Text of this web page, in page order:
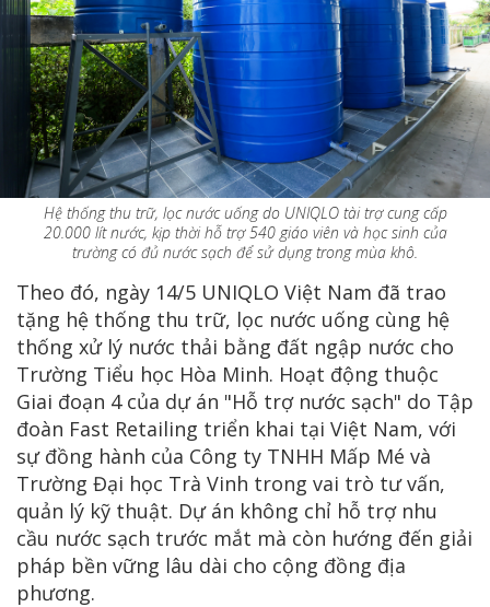
Hệ thống thu trữ, lọc nước uống do UNIQLO tài trợ cung cấp
20.000 lít nước, kịp thời hỗ trợ 540 giáo viên và học sinh của
trường có đủ nước sạch để sử dụng trong mùa khô.
Theo đó, ngày 14/5 UNIQLO Việt Nam đã trao
tặng hệ thống thu trữ, lọc nước uống cùng hệ
thống xử lý nước thải bằng đất ngập nước cho
Trường Tiểu học Hòa Minh. Hoạt động thuộc
Giai đoạn 4 của dự án "Hỗ trợ nước sạch" do Tập
đoàn Fast Retailing triển khai tại Việt Nam, với
sự đồng hành của Công ty TNHH Mấp Mé và
Trường Đại học Trà Vinh trong vai trò tư vấn,
quản lý kỹ thuật. Dự án không chỉ hỗ trợ nhu
cầu nước sạch trước mắt mà còn hướng đến giải
pháp bền vững lâu dài cho cộng đồng địa
phương.